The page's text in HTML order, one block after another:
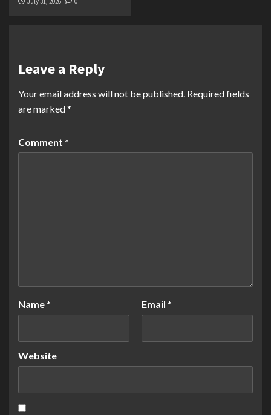
Leave a Reply
Your email address will not be published. Required fields
are marked*
Comment *
Name * Email *
Website